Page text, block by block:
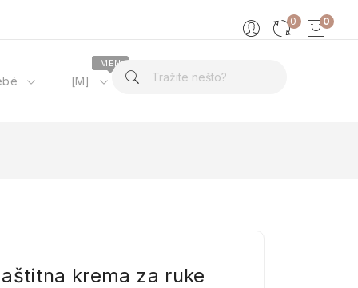
0
0
[M]
MEN
O nama
krema za ruke